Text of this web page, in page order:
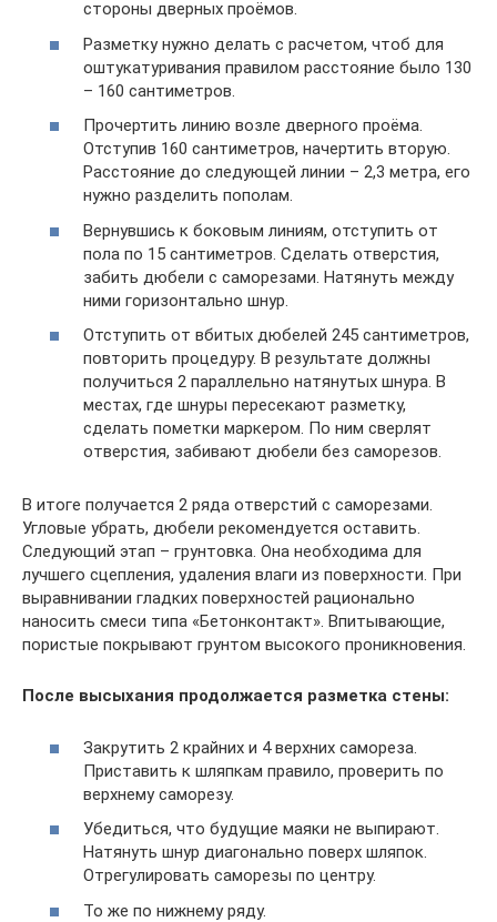
стороны дверных проёмов.
Разметку нужно делать с расчетом, чтоб для
оштукатуривания правилом расстояние было 130
– 160 сантиметров.
Прочертить линию возле дверного проёма.
Отступив 160 сантиметров, начертить вторую.
Расстояние до следующей линии – 2,3 метра, его
нужно разделить пополам.
Вернувшись к боковым линиям, отступить от
пола по 15 сантиметров. Сделать отверстия,
забить дюбели с саморезами. Натянуть между
ними горизонтально шнур.
Отступить от вбитых дюбелей 245 сантиметров,
повторить процедуру. В результате должны
получиться 2 параллельно натянутых шнура. В
местах, где шнуры пересекают разметку,
сделать пометки маркером. По ним сверлят
отверстия, забивают дюбели без саморезов.
В итоге получается 2 ряда отверстий с саморезами.
Угловые убрать, дюбели рекомендуется оставить.
Следующий этап – грунтовка. Она необходима для
лучшего сцепления, удаления влаги из поверхности. При
выравнивании гладких поверхностей рационально
наносить смеси типа «Бетонконтакт». Впитывающие,
пористые покрывают грунтом высокого проникновения.
После высыхания продолжается разметка стены:
Закрутить 2 крайних и 4 верхних самореза.
Приставить к шляпкам правило, проверить по
верхнему саморезу.
Убедиться, что будущие маяки не выпирают.
Натянуть шнур диагонально поверх шляпок.
Отрегулировать саморезы по центру.
То же по нижнему ряду.